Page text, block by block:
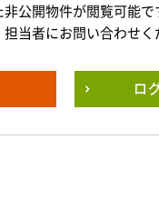
公開物件が閲覧可能で
当者にお問い合わせく
ロ